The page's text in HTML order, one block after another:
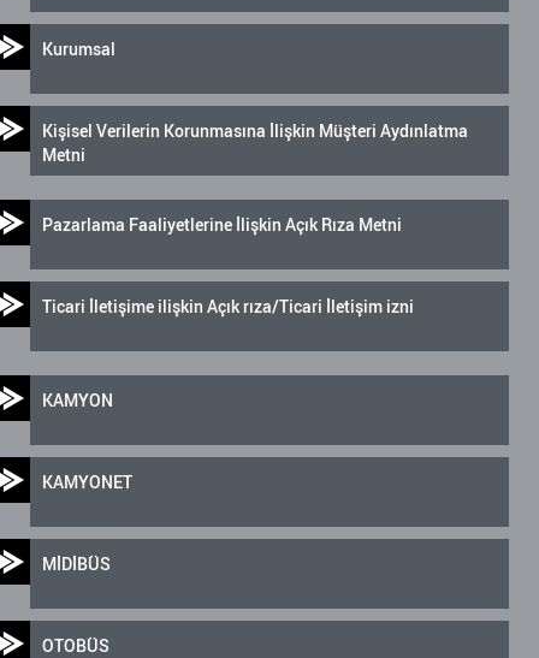
Kurumsal
Kişisel Verilerin Korunmasına İlişkin Müşteri Aydınlatma
Metni
Pazarlama Faaliyetlerine İlişkin Açık Rıza Metni
Ticari İletişime ilişkin Açık rıza/Ticari İletişim izni
KAMYON
KAMYONET
MİDİBÜS
OTOBÜS